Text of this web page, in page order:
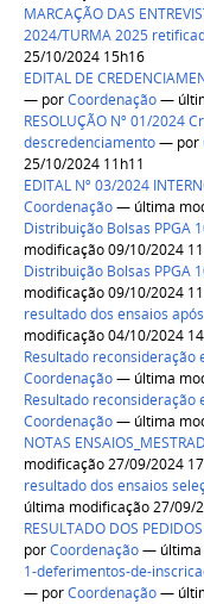
MARCAÇÃO DAS
2024/TURMA 2025
25/10/2024 15h16
EDITAL DE
— porCoordenação—
RESOLUÇÃO Nº 01/2024
descredenciamento— por
25/10/2024 11h11
EDITAL Nº 03/2024
Coordenação— última
Distribuição Bolsas PPGA
modificação 09/10/2024
Distribuição Bolsas PPGA
modificação 09/10/2024
resultado dos ensaios
modificação 04/10/2024
Resultado
Coordenação— última
Resultado
Coordenação— última
NOTAS
modificação 27/09/2024
resultado dos ensaios
última modificação 27/09/
RESULTADO DOS
porCoordenação— última
1-deferimentos-de-
— porCoordenação—